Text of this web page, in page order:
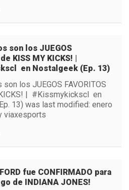
son los JUEGOS
KISS MY KICKS! |
en Nostalgeek (Ep. 13)
son los JUEGOS FAVORITOS
| #Kissmykickscl en
13) was last modified: enero
viaxesports
fue CONFIRMADO para
de INDIANA JONES!